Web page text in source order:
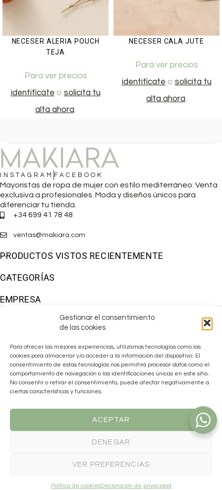
Gestionar el consentimiento
de las cookies
Para ofrecer las mejores experiencias, utilizamos tecnologías como las
cookies para almacenar y/o acceder a la información del dispositivo. El
consentimiento de estas tecnologías nos permitirá procesar datos como el
comportamiento de navegación o las identificaciones únicas en este sitio.
No consentir o retirar el consentimiento, puede afectar negativamente a
ciertas características y funciones.
ACEPTAR
DENEGAR
VER PREFERENCIAS
Política de cookiesDeclaración de privacidad
NECESER ALERIA POUCH
TEJA
Para ver precios
identifícate o solicita tu
alta ahora.
NECESER CALA JUTE
Para ver precios
identifícate o solicita tu
alta ahora.
INSTAGRAM FACEBOOK
Mayoristas de ropa de mujer con estilo mediterráneo. Venta
exclusiva a profesionales. Moda y diseños únicos para
diferenciar tu tienda.
+34 699 41 78 48
ventas@makiara.com
PRODUCTOS VISTOS RECIENTEMENTE
CATEGORÍAS
EMPRESA
NextGenerationEU, el Plan de Recuperación, Transformación y
través del Plan Endavant.